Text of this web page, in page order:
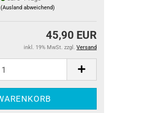
(Ausland abweichend)
45,90 EUR
inkl. 19% MwSt. zzgl. Versand